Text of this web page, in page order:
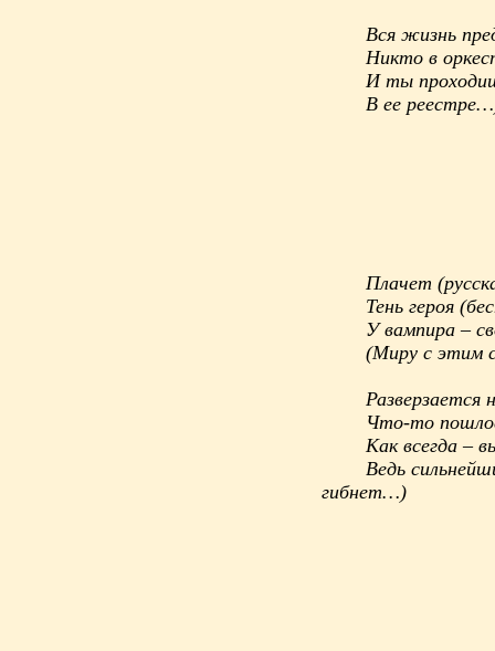
Вся жизнь
Никто в
И ты
В ее
Плачет
Тень героя
У вампира –
(Миру с этим
Разверзается
Что-то
Как всегда –
Ведь
гибнет…)